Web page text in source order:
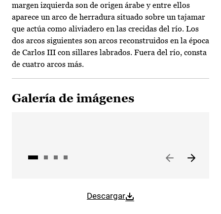
margen izquierda son de origen árabe y entre ellos
aparece un arco de herradura situado sobre un tajamar
que actúa como aliviadero en las crecidas del río. Los
dos arcos siguientes son arcos reconstruidos en la época
de Carlos III con sillares labrados. Fuera del río, consta
de cuatro arcos más.
Galería de imágenes
Descargar